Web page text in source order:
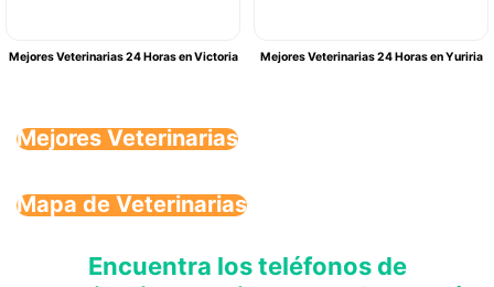
Mejores Veterinarias 24 Horas en Victoria Mejores Veterinarias 24 Horas en Yuriria
Mejores Veterinarias
Mapa de Veterinarias
Encuentra los teléfonos de